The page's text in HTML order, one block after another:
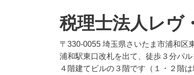
税理士法人レヴ
〒330-0055 埼玉県さいたま市浦和区
浦和駅東口改札を出て、徒歩３分パル
４階建てビルの３階です（１・２階